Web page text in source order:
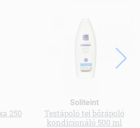
250
Soliteint
Testápoló tej bőrápoló
kondicionáló 500 ml